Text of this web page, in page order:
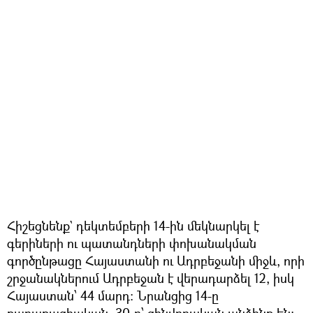
Հիշեցնենք` դեկտեմբերի 14-ին մեկնարկել է
գերիների ու պատանդների փոխանակման
գործընթացը Հայաստանի ու Ադրբեջանի միջև, որի
շրջանակներում Ադրբեջան է վերադարձել 12, իսկ
Հայաստան՝ 44 մարդ։ Նրանցից 14-ը